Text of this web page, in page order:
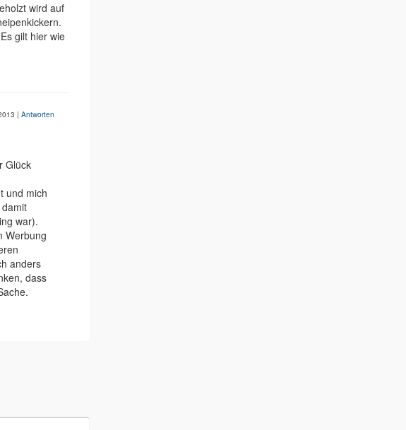
wird auf
gilt hier wie
| Antworten
Glück
und mich
war).
Werbung
anders
dass